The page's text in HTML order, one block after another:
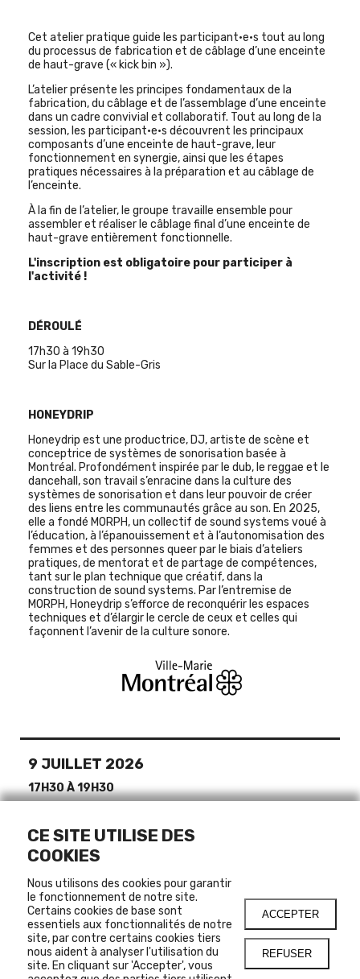
Cet atelier pratique guide les participant·e·s tout au long
du processus de fabrication et de câblage d’une enceinte
de haut-grave (« kick bin »).
L’atelier présente les principes fondamentaux de la
fabrication, du câblage et de l’assemblage d’une enceinte
dans un cadre convivial et collaboratif. Tout au long de la
session, les participant·e·s découvrent les principaux
composants d’une enceinte de haut-grave, leur
fonctionnement en synergie, ainsi que les étapes
pratiques nécessaires à la préparation et au câblage de
l’enceinte.
À la fin de l’atelier, le groupe travaille ensemble pour
assembler et réaliser le câblage final d’une enceinte de
haut-grave entièrement fonctionnelle.
L'inscription est obligatoire pour participer à
l'activité !
DÉROULÉ
17h30 à 19h30
Sur la Place du Sable-Gris
HONEYDRIP
Honeydrip est une productrice, DJ, artiste de scène et
conceptrice de systèmes de sonorisation basée à
Montréal. Profondément inspirée par le dub, le reggae et le
dancehall, son travail s’enracine dans la culture des
systèmes de sonorisation et dans leur pouvoir de créer
des liens entre les communautés grâce au son. En 2025,
elle a fondé MORPH, un collectif de sound systems voué à
l’éducation, à l’épanouissement et à l’autonomisation des
femmes et des personnes queer par le biais d’ateliers
pratiques, de mentorat et de partage de compétences,
tant sur le plan technique que créatif, dans la
construction de sound systems. Par l’entremise de
MORPH, Honeydrip s’efforce de reconquérir les espaces
techniques et d’élargir le cercle de ceux et celles qui
façonnent l’avenir de la culture sonore.
9 JUILLET 2026
17H30 À 19H30
PLACE PUBLIQUE
LIENS
INSCRIPTION
CE SITE UTILISE DES
COOKIES
Nous utilisons des cookies pour garantir
le fonctionnement de notre site.
Certains cookies de base sont
essentiels aux fonctionnalités de notre
site, par contre certains cookies tiers
nous aident à analyser l'utilisation du
site. En cliquant sur 'Accepter', vous
ACCEPTER
REFUSER